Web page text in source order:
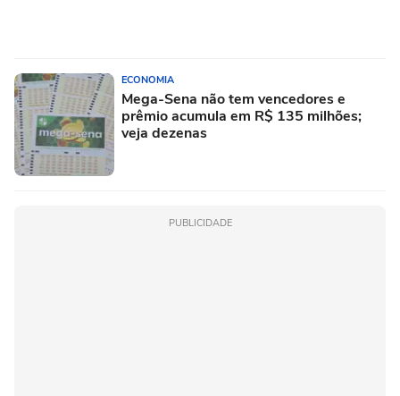
ECONOMIA
Mega-Sena não tem vencedores e
prêmio acumula em R$ 135 milhões;
veja dezenas
PUBLICIDADE